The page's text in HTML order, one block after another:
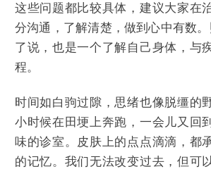
这些问题都比较具体，建议大家在
分沟通，了解清楚，做到心中有数
了说，也是一个了解自己身体，与
程。
时间如白驹过隙，思绪也像脱缰的
小时候在田埂上奔跑，一会儿又回
味的诊室。皮肤上的点点滴滴，都
的记忆。我们无法改变过去，但可